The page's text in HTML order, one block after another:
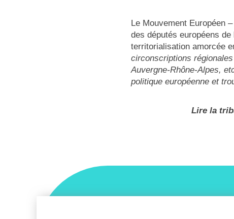
Le Mouvement Européen
des députés européens
territorialisation amorcée
circonscriptions
Auvergne-Rhône-Alpes,
politique européenne et
Lire la